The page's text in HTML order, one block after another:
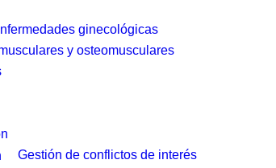
ginecológicas
y osteomusculares
Gestión de conflictos de interés